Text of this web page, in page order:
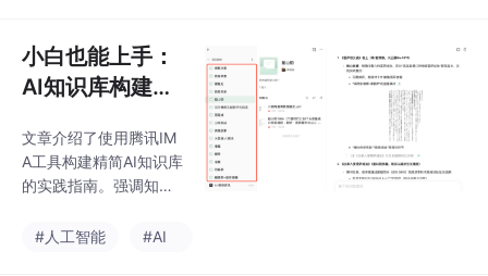
化方法：输入压缩、输
出组织、高效结构设
计、模型压缩及推理引
M推理中的高延迟、低
吞吐和高存储问题，提
升模型实际应用性能。
小白也能上手：
AI知识库构建全
文章介绍了使用腾讯IM
A工具构建精简AI知识库
的实践指南。强调知识
议为不同主题创建小型
#人工智能 #AI